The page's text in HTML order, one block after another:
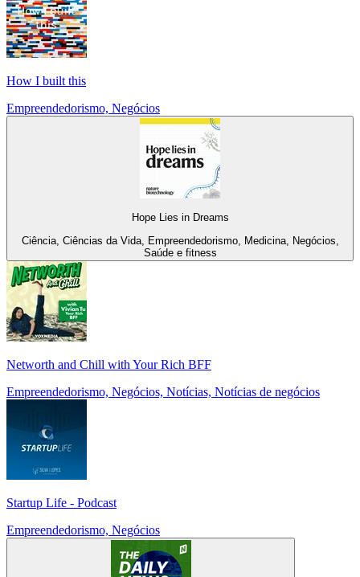
How I built this
Empreendedorismo, Negócios
Hope Lies in Dreams
Ciência, Ciências da Vida, Empreendedorismo, Medicina, Negócios,
Saúde e fitness
Networth and Chill with Your Rich BFF
Empreendedorismo, Negócios, Notícias, Notícias de negócios
Startup Life - Podcast
Empreendedorismo, Negócios